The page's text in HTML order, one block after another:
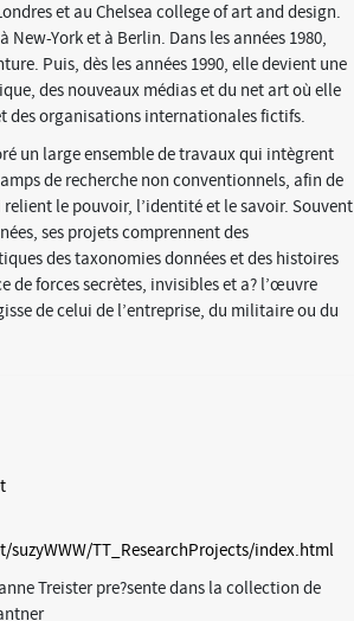
et au Chelsea college of art and design.
New-York et à Berlin. Dans les années 1980,
Puis, dès les années 1990, elle devient une
des nouveaux médias et du net art où elle
des organisations internationales fictifs.
un large ensemble de travaux qui intègrent
de recherche non conventionnels, afin de
le pouvoir, l’identité et le savoir. Souvent
ses projets comprennent des
des taxonomies données et des histoires
de forces secrètes, invisibles et a? l’œuvre
de celui de l’entreprise, du militaire ou du
suzyWWW/TT_ResearchProjects/index.html
Treister pre?sente dans la collection de